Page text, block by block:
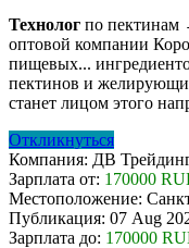
Технолог по пектинам
оптовой компании
пищевых...
пектинов и
станет лицом этого
Откликнуться
Компания: ДВ
Зарплата от: 170000
Местоположение:
Публикация: 07 Aug
Зарплата до: 170000